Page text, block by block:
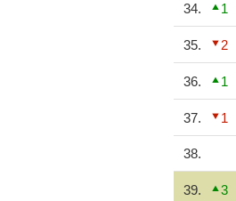
34. 1
35. 2
36. 1
37. 1
38.
39. 3